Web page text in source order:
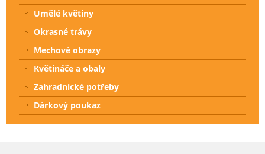
Umělé květiny
Okrasné trávy
Mechové obrazy
Květináče a obaly
Zahradnické potřeby
Dárkový poukaz